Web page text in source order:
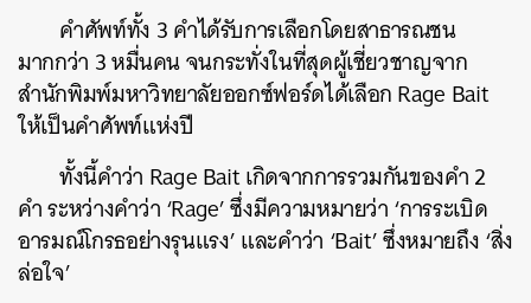
คำศัพท์ทั้ง 3 คำได้รับการเลือกโดยสาธารณชน
มากกว่า 3 หมื่นคน จนกระทั่งในที่สุดผู้เชี่ยวชาญจาก
สำนักพิมพ์มหาวิทยาลัยออกซ์ฟอร์ดได้เลือก Rage Bait
ให้เป็นคำศัพท์แห่งปี
ทั้งนี้คำว่า Rage Bait เกิดจากการรวมกันของคำ 2
คำ ระหว่างคำว่า ‘Rage’ ซึ่งมีความหมายว่า ‘การระเบิด
อารมณ์โกรธอย่างรุนแรง’ และคำว่า ‘Bait’ ซึ่งหมายถึง ‘สิ่ง
ล่อใจ’